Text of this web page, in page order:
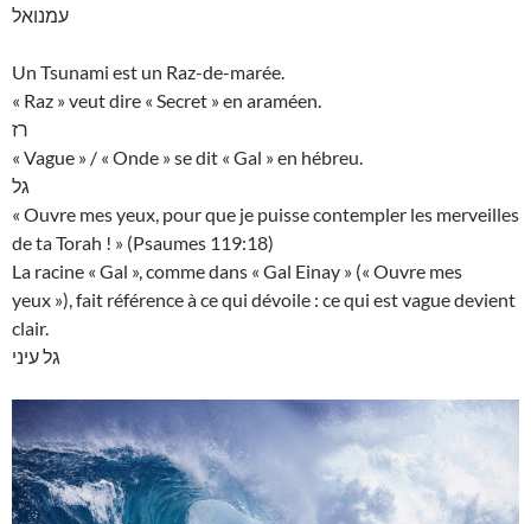
עמנואל
Un Tsunami est un Raz-de-marée.
« Raz » veut dire « Secret » en araméen.
רז
« Vague » / « Onde » se dit « Gal » en hébreu.
גל
« Ouvre mes yeux, pour que je puisse contempler les merveilles
de ta Torah ! » (Psaumes 119:18)
La racine « Gal », comme dans « Gal Einay » (« Ouvre mes
yeux »), fait référence à ce qui dévoile : ce qui est vague devient
clair.
גל עיני